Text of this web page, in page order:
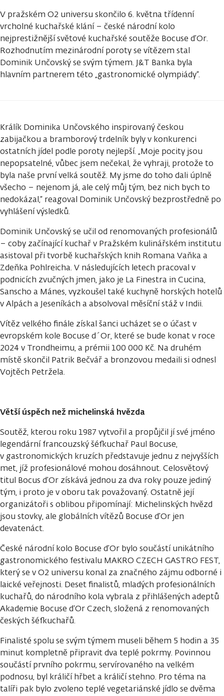
V pražském O2 universu skončilo 6. května třídenní
vrcholné kuchařské klání – české národní kolo
nejprestižnější světové kuchařské soutěže Bocuse d’Or.
Rozhodnutím mezinárodní poroty se vítězem stal
Dominik Unčovský se svým týmem. J&T Banka byla
hlavním partnerem této „gastronomické olympiády“.
Králík Dominika Unčovského inspirovaný českou
zabijačkou a bramborový trdelník byly v konkurenci
ostatních jídel podle poroty nejlepší. „Moje pocity jsou
nepopsatelné, vůbec jsem nečekal, že vyhraji, protože to
byla naše první velká soutěž. My jsme do toho dali úplně
všecho – nejenom já, ale celý můj tým, bez nich bych to
nedokázal,“ reagoval Dominik Unčovský bezprostředně po
vyhlášení výsledků.
Dominik Unčovský se učil od renomovaných profesionálů
– coby začínající kuchař v Pražském kulinářském institutu
asistoval při tvorbě kuchařských knih Romana Vaňka a
Zdeňka Pohlreicha. V následujících letech pracoval v
podnicích zvučných jmen, jako je La Finestra in Cucina,
Sanscho a Mánes, vyzkoušel také kuchyně horských hotelů
v Alpách a Jeseníkách a absolvoval měsíční stáž v Indii.
Vítěz velkého finále získal šanci ucházet se o účast v
evropském kole Bocuse d´Or, které se bude konat v roce
2024 v Trondheimu, a prémii 100 000 Kč. Na druhém
místě skončil Patrik Bečvář a bronzovou medaili si odnesl
Vojtěch Petržela.
Větší úspěch než michelinská hvězda
Soutěž, kterou roku 1987 vytvořil a propůjčil jí své jméno
legendární francouzský šéfkuchař Paul Bocuse,
v gastronomických kruzích představuje jednu z nejvyšších
met, jíž profesionálové mohou dosáhnout. Celosvětový
titul Bocus d’Or získává jednou za dva roky pouze jediný
tým, i proto je v oboru tak považovaný. Ostatně její
organizátoři s oblibou připomínají: Michelinských hvězd
jsou stovky, ale globálních vítězů Bocuse d’Or jen
devatenáct.
České národní kolo Bocuse d’Or bylo součástí unikátního
gastronomického festivalu MAKRO CZECH GASTRO FEST,
který se v O2 universu konal za značného zájmu odborné i
laické veřejnosti. Deset finalistů, mladých profesionálních
kuchařů, do národního kola vybrala z přihlášených adeptů
Akademie Bocuse d‘Or Czech, složená z renomovaných
českých šéfkuchařů.
Finalisté spolu se svým týmem museli během 5 hodin a 35
minut kompletně připravit dva teplé pokrmy. Povinnou
součástí prvního pokrmu, servírovaného na velkém
podnosu, byl králičí hřbet a králičí stehno. Pro téma na
talíři pak bylo zvoleno teplé vegetariánské jídlo se dvěma